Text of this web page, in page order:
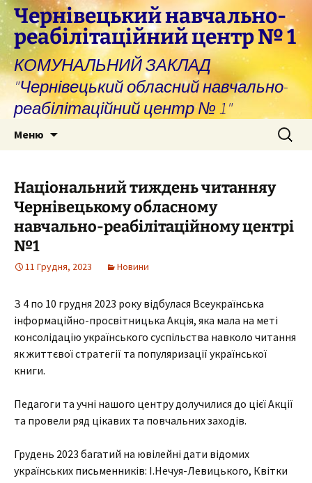
Перейти
до
вмісту
Чернівецький навчально-
реабілітаційний центр № 1
КОМУНАЛЬНИЙ ЗАКЛАД
"Чернівецький обласний навчально-
реабілітаційний центр № 1"
Меню Пошук:
Національний тиждень читанняу
Чернівецькому обласному
навчально-реабілітаційному центрі
№1
11 Грудня, 2023 Новини
З 4 по 10 грудня 2023 року відбулася Всеукраїнська
інформаційно-просвітницька Акція, яка мала на меті
консолідацію українського суспільства навколо читання
як життєвої стратегії та популяризації української
книги.
Педагоги та учні нашого центру долучилися до цієї Акції
та провели ряд цікавих та повчальних заходів.
Грудень 2023 багатий на ювілейні дати відомих
українських письменників: І.Нечуя-Левицького, Квітки